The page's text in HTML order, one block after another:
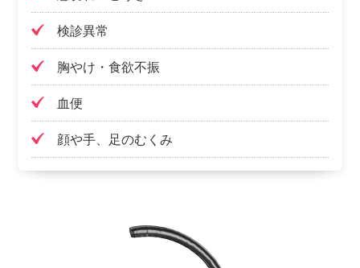
検診異常
胸やけ・食欲不振
血便
顔や手、足のむくみ